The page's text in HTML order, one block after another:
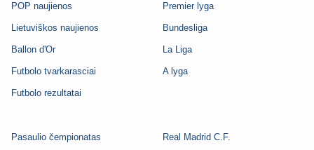
POP naujienos
Lietuviškos naujienos
Ballon d'Or
Futbolo tvarkarasciai
Futbolo rezultatai
Premier lyga
Bundesliga
La Liga
A lyga
Pasaulio čempionatas Real Madrid C.F.